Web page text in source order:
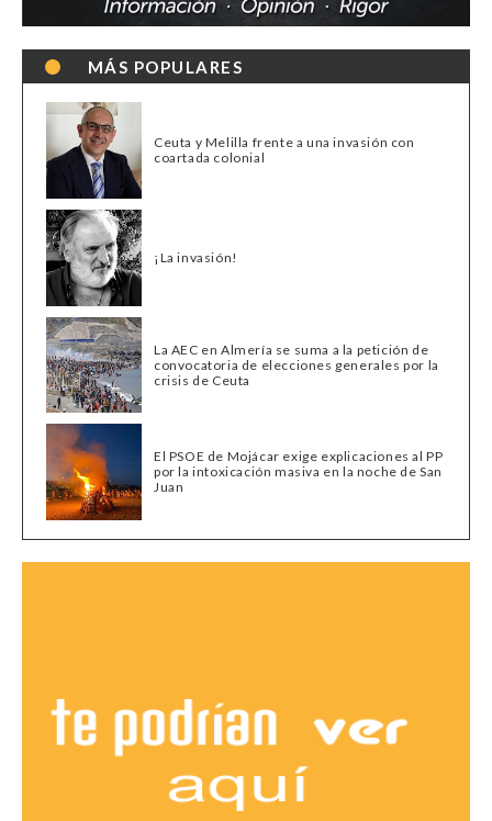
MÁS POPULARES
Ceuta y Melilla frente a una invasión con
coartada colonial
¡La invasión!
La AEC en Almería se suma a la petición de
convocatoria de elecciones generales por la
crisis de Ceuta
El PSOE de Mojácar exige explicaciones al PP
por la intoxicación masiva en la noche de San
Juan